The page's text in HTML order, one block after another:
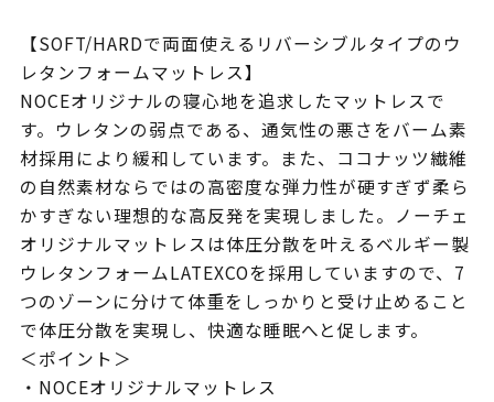
【SOFT/HARDで両面使えるリバーシブルタイプのウ
レタンフォームマットレス】
NOCEオリジナルの寝心地を追求したマットレスで
す。ウレタンの弱点である、通気性の悪さをバーム素
材採用により緩和しています。また、ココナッツ繊維
の自然素材ならではの高密度な弾力性が硬すぎず柔ら
かすぎない理想的な高反発を実現しました。ノーチェ
オリジナルマットレスは体圧分散を叶えるベルギー製
ウレタンフォームLATEXCOを採用していますので、7
つのゾーンに分けて体重をしっかりと受け止めること
で体圧分散を実現し、快適な睡眠へと促します。
＜ポイント＞
・NOCEオリジナルマットレス